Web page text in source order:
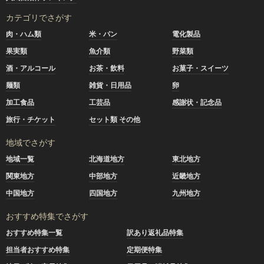
カテゴリでさがす
肉・ハム類 米・パン
電化製品
果実類
魚介類
野菜類
酒・アルコール
お茶・飲料
お菓子・スイーツ
麺類
雑貨・日用品
卵
加工食品
工芸品
感謝状・記念品
旅行・チケット
セット類 その他
地域でさがす
地域一覧 北海道地方
東北地方
関東地方
中部地方
近畿地方
中国地方
四国地方 九州地方
おすすめ特集でさがす
おすすめ特集一覧
訳あり返礼品特集
担当者おすすめ特集
定期便特集